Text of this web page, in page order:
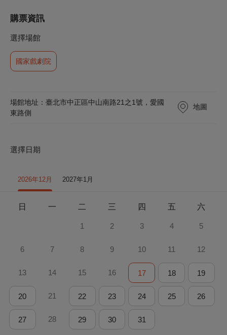
購票資訊
選擇場館
國家戲劇院
場館地址：臺北市中正區中山南路21之1號，愛國
東路側
地圖
選擇日期
2026年12月 2027年1月
日 一 二 三 四 五 六
1 2 3 4 5
6 7 8 9 10 11 12
13 14 15 16 17 18 19
20 21 22 23 24 25 26
27 28 29 30 31